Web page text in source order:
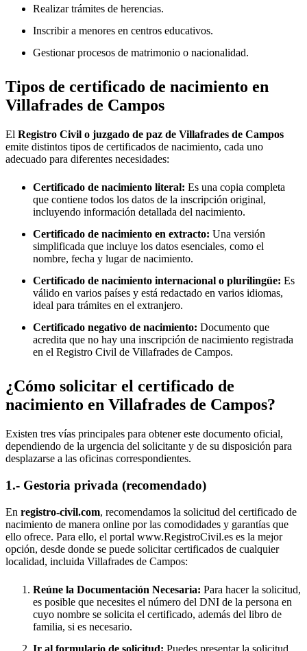
Realizar trámites de herencias.
Inscribir a menores en centros educativos.
Gestionar procesos de matrimonio o nacionalidad.
Tipos de certificado de nacimiento en
Villafrades de Campos
El Registro Civil o juzgado de paz de Villafrades de Campos
emite distintos tipos de certificados de nacimiento, cada uno
adecuado para diferentes necesidades:
Certificado de nacimiento literal: Es una copia completa
que contiene todos los datos de la inscripción original,
incluyendo información detallada del nacimiento.
Certificado de nacimiento en extracto: Una versión
simplificada que incluye los datos esenciales, como el
nombre, fecha y lugar de nacimiento.
Certificado de nacimiento internacional o plurilingüe: Es
válido en varios países y está redactado en varios idiomas,
ideal para trámites en el extranjero.
Certificado negativo de nacimiento: Documento que
acredita que no hay una inscripción de nacimiento registrada
en el Registro Civil de Villafrades de Campos.
¿Cómo solicitar el certificado de
nacimiento en Villafrades de Campos?
Existen tres vías principales para obtener este documento oficial,
dependiendo de la urgencia del solicitante y de su disposición para
desplazarse a las oficinas correspondientes.
1.- Gestoria privada (recomendado)
En registro-civil.com, recomendamos la solicitud del certificado de
nacimiento de manera online por las comodidades y garantías que
ello ofrece. Para ello, el portal www.RegistroCivil.es es la mejor
opción, desde donde se puede solicitar certificados de cualquier
localidad, incluida Villafrades de Campos:
Reúne la Documentación Necesaria: Para hacer la solicitud,
es posible que necesites el número del DNI de la persona en
cuyo nombre se solicita el certificado, además del libro de
familia, si es necesario.
Ir al formulario de solicitud: Puedes presentar la solicitud